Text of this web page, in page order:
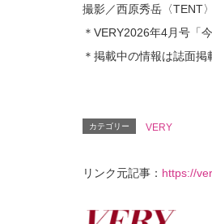
撮影／西原秀岳〈
＊VERY2026年4月号「
＊掲載中の情報は誌面
カテゴリー VERY
リンク元記事： https://